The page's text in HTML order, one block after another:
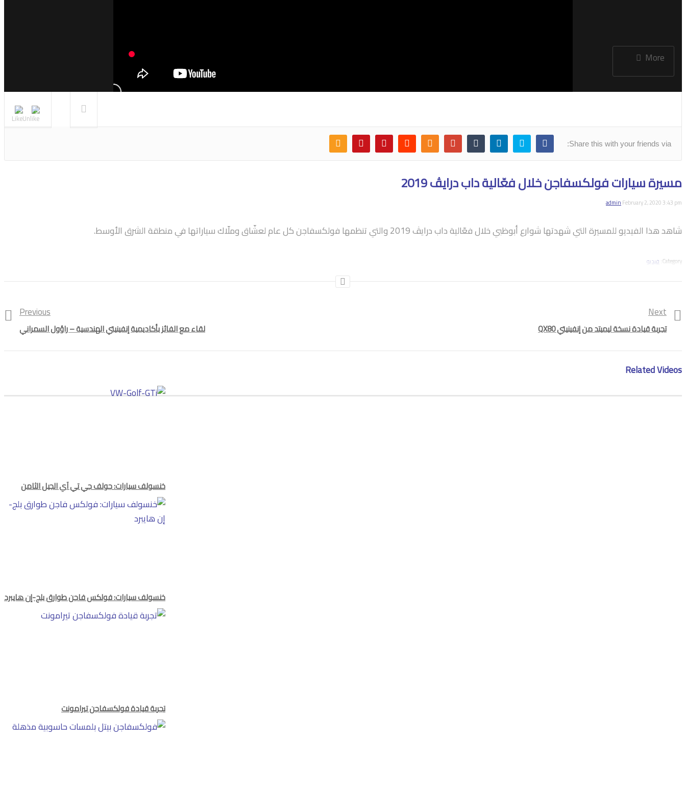
More
Share this with your friends via:
مسيرة سيارات فولكسفاجن خلال فعّالية داب درايڤ 2019
adminFebruary 2, 2020 3:43 pm
شاهد هذا الفيديو للمسيرة التي شهدتها شوارع أبوظبي خلال فعّالية داب درايڤ 2019 والتي تنظمها فولكسفاجن كل عام لعشّاق وملّاك سياراتها في منطقة الشرق الأوسط.
Category: فيديو
Previous
لقاء مع الفائز بأكاديمية إنفينيتي الهندسية – راؤول السمراني
Next
تجربة قيادة نسخة ليميتد من إنفينيتي QX80
Related Videos
خنسولف سيارات: جولف جي تي آي الجيل الثامن
خنسولف سيارات: فولكس فاجن طوارق بلج-إن هايبرد
تجربة قيادة فولكسفاجن تيرامونت